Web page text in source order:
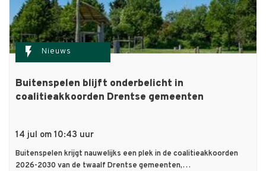
flash_on Nieuws
Buitenspelen blijft onderbelicht in
coalitieakkoorden Drentse gemeenten
14 jul om 10:43 uur
Buitenspelen krijgt nauwelijks een plek in de coalitieakkoorden
2026-2030 van de twaalf Drentse gemeenten,…